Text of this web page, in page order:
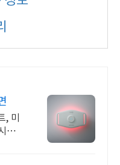
, 미
험